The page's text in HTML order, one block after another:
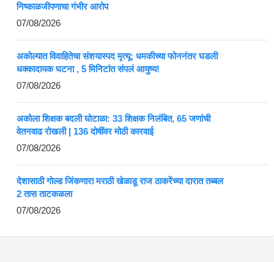
निष्काळजीपणाचा गंभीर आरोप
07/08/2026
अकोल्यात विवाहितेचा संशयास्पद मृत्यू; धमकीच्या फोननंतर घडली
धक्कादायक घटना , 5 मिनिटांत संपलं आयुष्य!
07/08/2026
अकोला शिक्षक बदली घोटाळा: 33 शिक्षक निलंबित, 65 जणांची
वेतनवाढ रोखली | 136 दोषींवर मोठी कारवाई
07/08/2026
देशासाठी गोल्ड जिंकणारा मराठी खेळाडू राज ठाकरेंच्या दारात तब्बल
2 तास ताटकळला
07/08/2026